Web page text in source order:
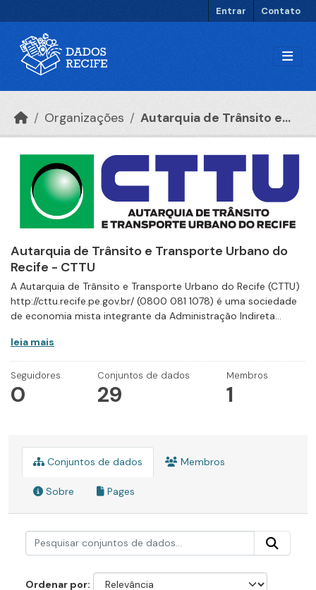
Entrar Contato
Organizações Autarquia de Trânsito e...
Autarquia de Trânsito e Transporte Urbano do
Recife - CTTU
A Autarquia de Trânsito e Transporte Urbano do Recife (CTTU)
http://cttu.recife.pe.gov.br/ (0800 081 1078) é uma sociedade
de economia mista integrante da Administração Indireta...
leia mais
Seguidores
0
Conjuntos de dados
29
Membros
1
Conjuntos de dados Membros
Sobre Pages
Ordenar por